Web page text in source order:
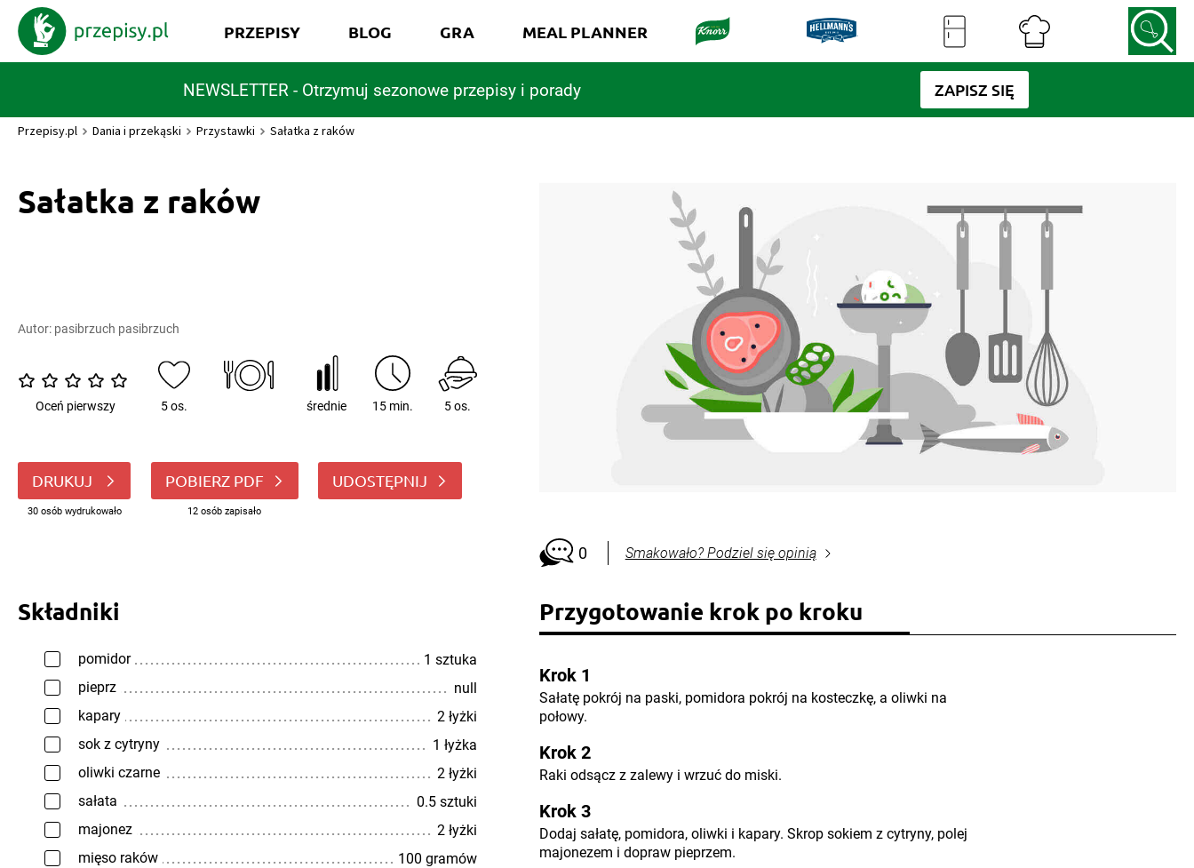
NEWSLETTER - Otrzymuj sezonowe przepisy i porady ZAPISZ SIĘ
PRZEPISY BLOG GRA MEAL PLANNER
Przepisy.pl Dania i przekąski Przystawki Sałatka z raków
Sałatka z raków
Autor: pasibrzuch pasibrzuch
Oceń pierwszy 5 os. średnie 15 min. 5 os.
DRUKUJ
30 osób wydrukowało
POBIERZ PDF
12 osób zapisało
UDOSTĘPNIJ
0 Smakowało? Podziel się opinią
Składniki
pomidor
1 sztuka
pieprz
null
kapary
2 łyżki
sok z cytryny
1 łyżka
oliwki czarne
2 łyżki
sałata
0.5 sztuki
majonez
2 łyżki
mięso raków
100 gramów
Przygotowanie krok po kroku
Krok 1
Sałatę pokrój na paski, pomidora pokrój na kosteczkę, a oliwki na
połowy.
Krok 2
Raki odsącz z zalewy i wrzuć do miski.
Krok 3
Dodaj sałatę, pomidora, oliwki i kapary. Skrop sokiem z cytryny, polej
majonezem i dopraw pieprzem.